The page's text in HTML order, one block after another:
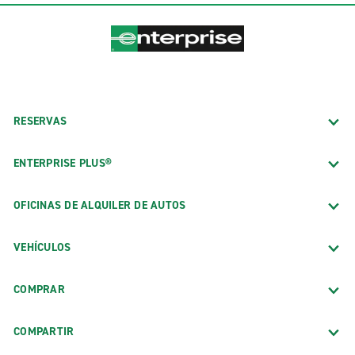
RESERVAS
ENTERPRISE PLUS®
OFICINAS DE ALQUILER DE AUTOS
VEHÍCULOS
COMPRAR
COMPARTIR